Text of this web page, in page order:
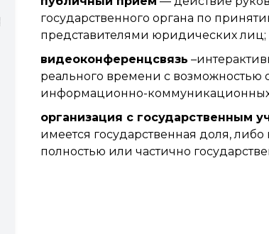
государственного органа по
представителями юридических лиц;
видеоконференцсвязь
реального времени с
информационно-коммуникационных
организация с государственным
имеется государственная доля,
полностью или частично